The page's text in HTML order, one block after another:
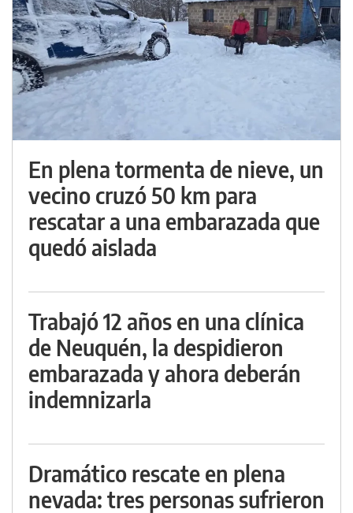
En plena tormenta de nieve, un
vecino cruzó 50 km para
rescatar a una embarazada que
quedó aislada
Trabajó 12 años en una clínica
de Neuquén, la despidieron
embarazada y ahora deberán
indemnizarla
Dramático rescate en plena
nevada: tres personas sufrieron